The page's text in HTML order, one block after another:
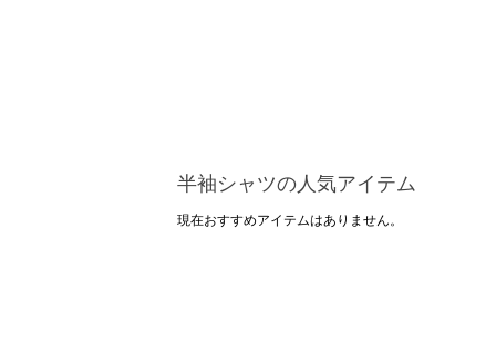
半袖シャツの人気アイテム
現在おすすめアイテムはありません。